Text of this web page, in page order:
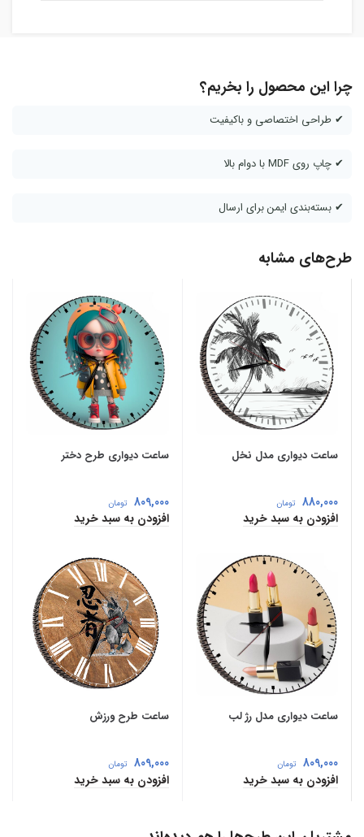
چرا این محصول را بخریم؟
✔ طراحی اختصاصی و باکیفیت
✔ چاپ روی MDF با دوام بالا
✔ بسته‌بندی ایمن برای ارسال
طرح‌های مشابه
ساعت دیواری مدل نخل
880,000 تومان
افزودن به سبد خرید
ساعت دیواری طرح دختر
809,000 تومان
افزودن به سبد خرید
ساعت دیواری مدل رژ لب
809,000 تومان
افزودن به سبد خرید
ساعت طرح ورزش
809,000 تومان
افزودن به سبد خرید